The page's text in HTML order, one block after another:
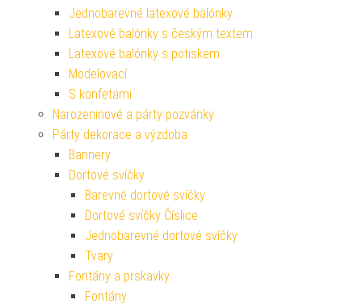
Jednobarevné latexové balónky
Latexové balónky s českým textem
Latexové balónky s potiskem
Modelovací
S konfetami
Narozeninové a párty pozvánky
Párty dekorace a výzdoba
Bannery
Dortové svíčky
Barevné dortové svíčky
Dortové svíčky Číslice
Jednobarevné dortové svíčky
Tvary
Fontány a prskavky
Fontány